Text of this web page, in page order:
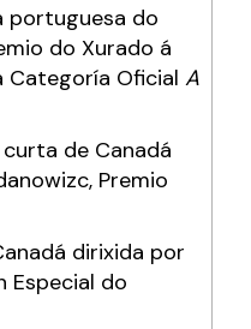
portuguesa do
do Xurado á
Categoría OficialA
curta de Canadá
Premio
dirixida por
Especial do